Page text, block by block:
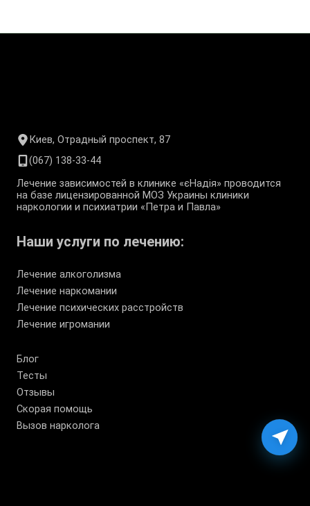
Киев, Отрадный проспект, 87
(067) 138-33-44
Лечение зависимостей в клинике «єНадія» проводится
на базе лицензированной МОЗ Украины клиники
наркологии и психиатрии «Петра и Павла»
Наши услуги по лечению:
Лечение алкоголизма
Лечение наркомании
Лечение психических расстройств
Лечение игромании
Блог
Тесты
Отзывы
Скорая помощь
Вызов нарколога